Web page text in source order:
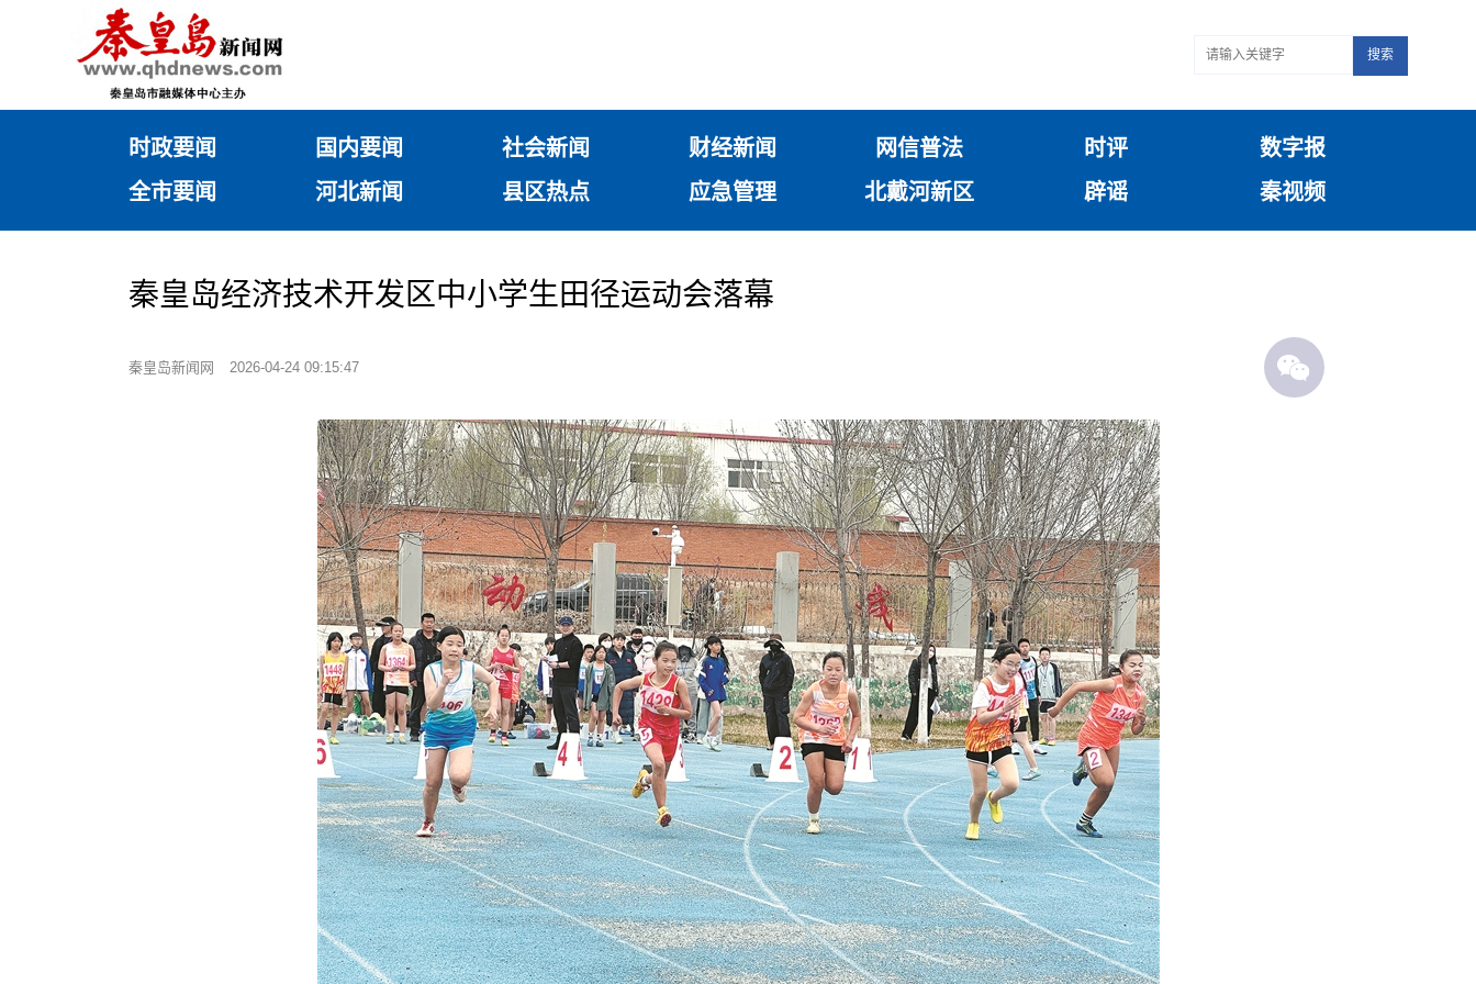
搜索
时政要闻 国内要闻 社会新闻 财经新闻 网信普法 时评
数字报
全市要闻
河北新闻 县区热点 应急管理 北戴河新区 辟谣 秦视频
秦皇岛经济技术开发区中小学生田径运动会落幕
秦皇岛新闻网 2026-04-24 09:15:47